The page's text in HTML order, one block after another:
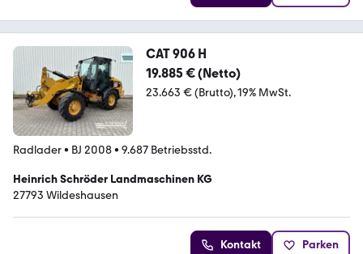
CAT 906 H
19.885 € (Netto)
23.663 € (Brutto) 19% MwSt.
Radlader• BJ 2008• 9.687 Betriebsstd.
Heinrich Schröder Landmaschinen KG
27793 Wildeshausen
Kontakt Parken